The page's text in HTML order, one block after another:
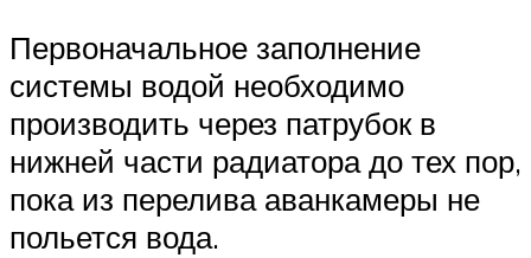
Первоначальное заполнение
системы водой необходимо
производить через патрубок в
нижней части радиатора до тех пор,
пока из перелива аванкамеры не
польется вода.